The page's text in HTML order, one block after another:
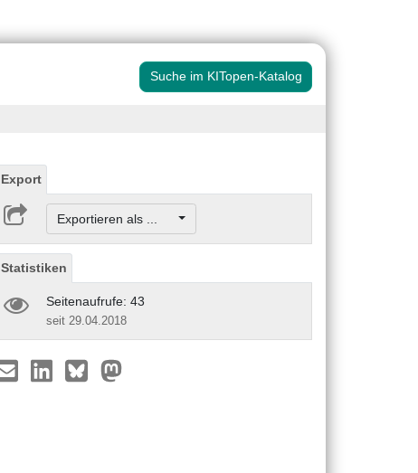
Suche im KITopen-Katalog
Export
Exportieren als ...
Statistiken
Seitenaufrufe: 43
seit 29.04.2018